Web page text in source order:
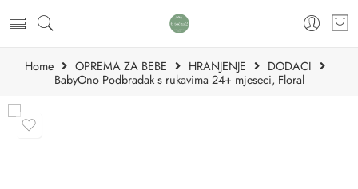
Home OPREMA ZA BEBE HRANJENJE
DODACI
BabyOno Podbradak s rukavima 24+ mjeseci, Floral